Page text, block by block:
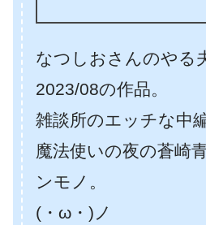
なつしおさんのやる
2023/08の作品。
雑談所のエッチな中
魔法使いの夜の蒼崎
ンモノ。
(・ω・)ノ